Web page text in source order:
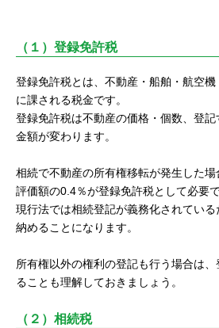
（１）登録免許税
登録免許税とは、不動産・船舶・航空
に課される税金です。
登録免許税は不動産の価格・個数、登
金額が変わります。
相続で不動産の所有権移転が発生した
評価額の0.4％が登録免許税として必要で
現行法では相続登記が義務化されてい
納めることになります。
所有権以外の権利の登記も行う場合は
ることも理解しておきましょう。
（２）相続税